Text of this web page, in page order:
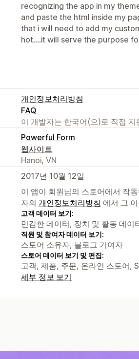
recognizing the app in my
and paste the html inside my
that i will need to add my
hot....it will serve the purpose
개인정보처리방침
FAQ
이 개발자는 한국어(으)로 직접
Powerful Form
웹사이트
Hanoi, VN
2017년 10월 12일
이 앱이 회원님의 스토어에서 작
자의 개인정보처리방침 에서 그
고객 데이터 보기:
민감한 데이터, 장치 및 활동 데이
직원 및 참여자 데이터 보기:
스토어 소유자, 블로그 기여자
스토어 데이터 보기 및 편집:
고객, 제품, 주문, 온라인 스토어,
세부 정보 보기